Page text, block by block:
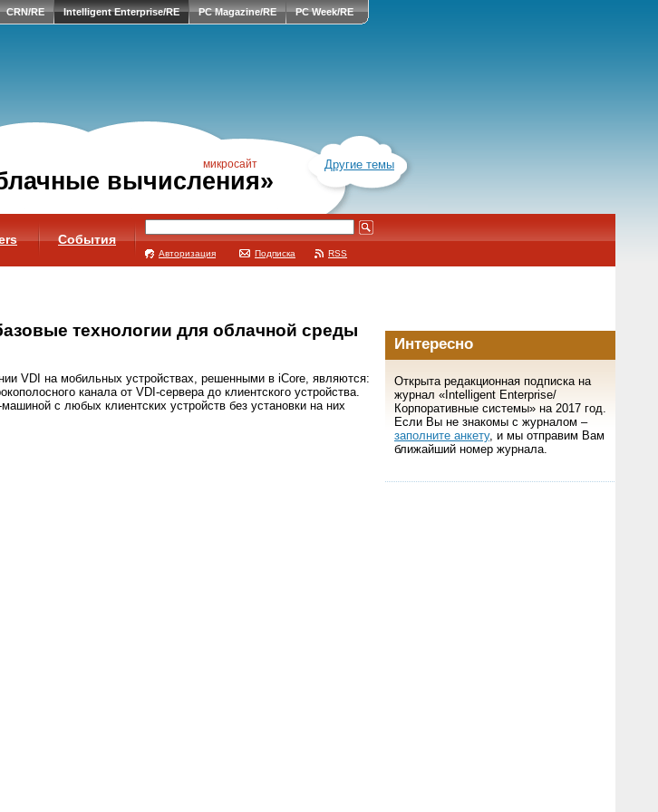
CRN/RE Intelligent Enterprise/RE PC Magazine/RE PC Week/RE
микросайт
вычисления»
Другие темы
События
Авторизация Подписка RSS
технологии для облачной среды
VDI на мобильных устройствах, решенными в iCore, являются:
канала от VDI-сервера до клиентского устройства.
с любых клиентских устройств без установки на них
Интересно
Открыта редакционная подписка на
журнал «Intelligent Enterprise/
Корпоративные системы» на 2017 год.
Если Вы не знакомы с журналом –
заполните анкету, и мы отправим Вам
ближайший номер журнала.